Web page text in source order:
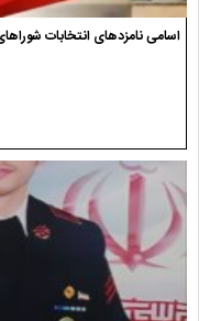
اسامی نامزدهای انتخابات